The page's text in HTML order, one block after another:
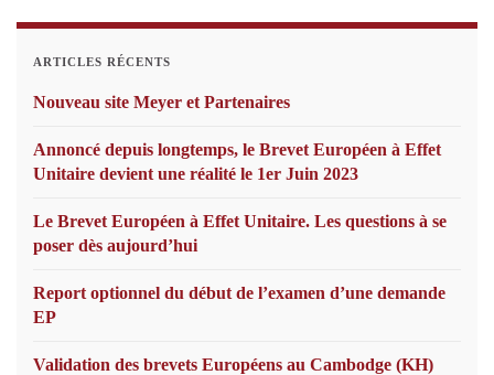
ARTICLES RÉCENTS
Nouveau site Meyer et Partenaires
Annoncé depuis longtemps, le Brevet Européen à Effet
Unitaire devient une réalité le 1er Juin 2023
Le Brevet Européen à Effet Unitaire. Les questions à se
poser dès aujourd’hui
Report optionnel du début de l’examen d’une demande
EP
Validation des brevets Européens au Cambodge (KH)